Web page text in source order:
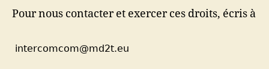
Pour nous contacter et exercer ces droits, écris à